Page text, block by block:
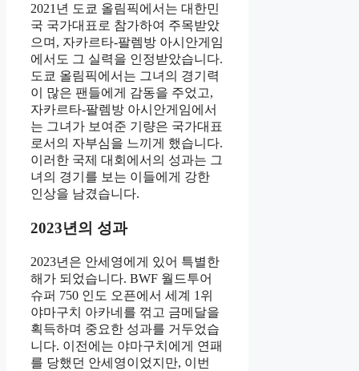
2021년 도쿄 올림픽에서는 대한민
국 국가대표로 참가하여 주목받았
으며, 자카르타-팔렘방 아시안게임
에서도 그 실력을 인정받았습니다.
도쿄 올림픽에서는 그녀의 경기력
이 많은 팬들에게 감동을 주었고,
자카르타-팔렘방 아시안게임에서
는 그녀가 보여준 기량은 국가대표
로서의 자부심을 느끼게 했습니다.
이러한 국제 대회에서의 성과는 그
녀의 경기를 보는 이들에게 강한
인상을 남겼습니다.
2023년의 성과
2023년은 안세영에게 있어 특별한
해가 되었습니다. BWF 월드투어
슈퍼 750 인도 오픈에서 세계 1위
야마구치 아카네를 꺾고 금메달을
획득하며 중요한 성과를 거두었습
니다. 이전에는 야마구치에게 연패
를 당했던 안세영이었지만, 이번